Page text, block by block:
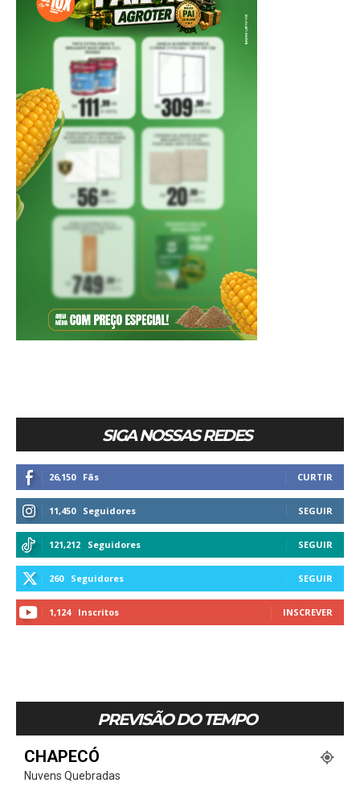
SIGA NOSSAS REDES
26,150 Fãs CURTIR
11,450 Seguidores SEGUIR
121,212 Seguidores SEGUIR
260 Seguidores SEGUIR
1,124 Inscritos INSCREVER
PREVISÃO DO TEMPO
CHAPECÓ
Nuvens Quebradas